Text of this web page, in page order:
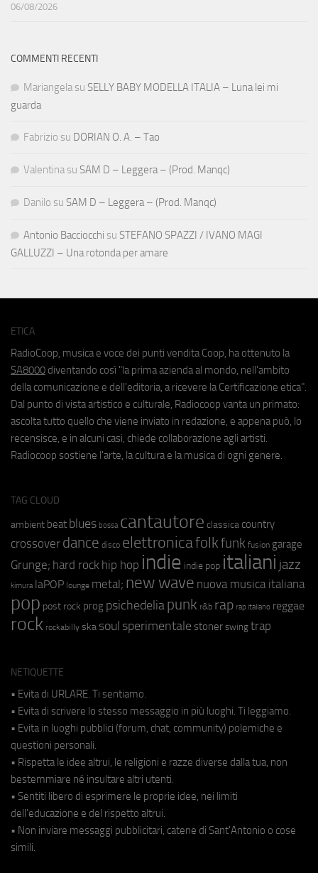
06/08/2026
COMMENTI RECENTI
Mariangela su SELLY BABY MODELLA ITALIA – Luna lei mi
guarda
Fabrizio su DORIAN O. A. – Tao
Valentina su SAM D – Leggera – (Prod. Manqc)
Danilo su SAM D – Leggera – (Prod. Manqc)
Antonio Bacciocchi su STEFANO SPAZZI / IVANO MAGI
GALLUZZI – Una rotonda per amare
ETICA
RadioCoop, musica e voce dei punti vendita Coop, ha ottenuto la
SA8000 diventando così "la prima azienda al mondo, nell'ambito
della comunicazione e dell'editoria, a ricevere la Certificazione etica".
Dal punto di vista artistico e culturale, Radiocoop vanta un primato:
ascolta tutto quello che viene inviato in redazione, e appena può, lo
recensisce, e in alcuni casi, chiede collaborazione agli artisti.
Radiocoop sostiene l'arte, la cultura e la musica di ogni genere.
TAG CLOUD
ambient beat blues bossa cantautore classica country
crossover dance disco elettronicafolkfunk fusion garage
Grunge; hard rock hip hop indie indie pop italiani jazz
kimura laPOP lounge metal; new wave nuova musica italiana
pop post rock prog psichedeliapunk r&b rap rap italiano reggae
rock rockabilly ska soul sperimentale stoner swing trap
NETIQUETTE
• Evita di URLARE. Ti sentiamo.
• Evita di scrivere lo stesso messaggio in più luoghi. Ti leggiamo.
• Evita in luoghi pubblici (forum, chat, community) polemiche e
questioni personali.
• Rispetta le idee altrui, le religioni e razze diverse dalla tua, non
bestemmiare né insultare altri utenti.
• Sentiti libero di esprimere le proprie idee, nei limiti
dell'educazione e del rispetto altrui.
• Non inviare messaggi pubblicitari, catene di Sant'Antonio o cose
simili.